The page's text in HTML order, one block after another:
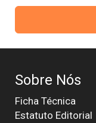
Sobre Nós
Ficha Técnica
Estatuto Editorial